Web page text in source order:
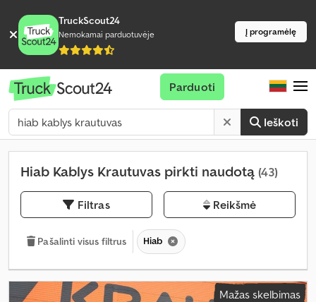
TruckScout24
Nemokamai parduotuvėje Į programėlę
Ieškoti
Parduoti
Hiab Kablys Krautuvas pirkti naudotą (43)
Filtras Reikšmė
Pašalinti visus filtrus Hiab
Mažas skelbimas